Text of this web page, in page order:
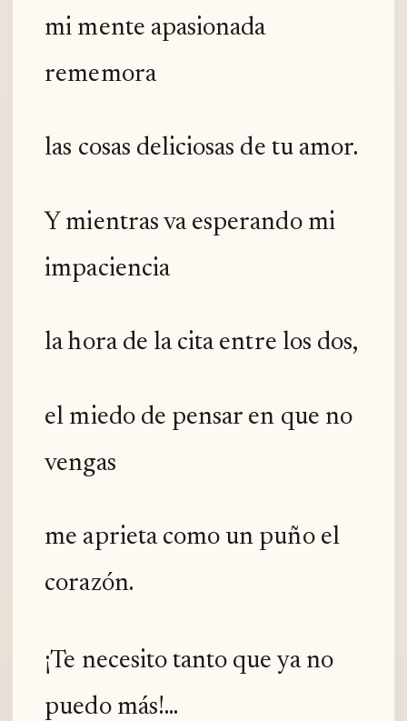
mi mente apasionada
rememora
las cosas deliciosas de tu amor.
Y mientras va esperando mi
impaciencia
la hora de la cita entre los dos,
el miedo de pensar en que no
vengas
me aprieta como un puño el
corazón.
¡Te necesito tanto que ya no
puedo más!...